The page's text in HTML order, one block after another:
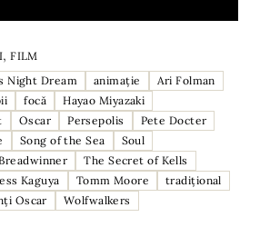
,FILM
Night Dream animație
Ari Folman
focă
Hayao Miyazaki
Oscar Persepolis
Pete Docter
Song of the Sea
Soul
The Secret of Kells
Kaguya
Tomm Moore
tradițional
Oscar Wolfwalkers